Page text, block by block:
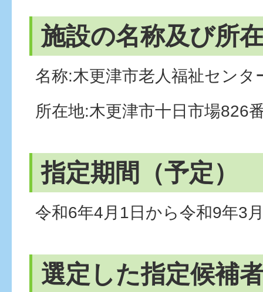
施設の名称及び所
名称:木更津市老人福祉センタ
所在地:木更津市十日市場826
指定期間（予定）
令和6年4月1日から令和9年3
選定した指定候補